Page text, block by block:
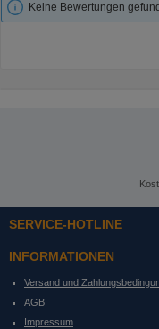
Keine Bewertungen
SERVICE-HOTLINE
INFORMATIONEN
Versand und
AGB
Impressum